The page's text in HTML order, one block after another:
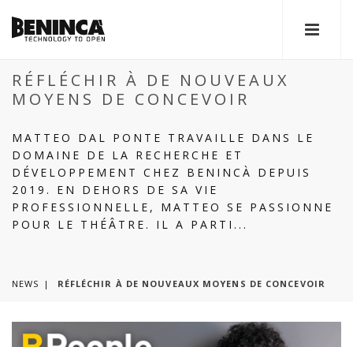
RÉFLÉCHIR À DE NOUVEAUX
MOYENS DE CONCEVOIR
MATTEO DAL PONTE TRAVAILLE DANS LE
DOMAINE DE LA RECHERCHE ET
DÉVELOPPEMENT CHEZ BENINCÀ DEPUIS
2019. EN DEHORS DE SA VIE
PROFESSIONNELLE, MATTEO SE PASSIONNE
POUR LE THÉÂTRE. IL A PARTI...
NEWS RÉFLÉCHIR À DE NOUVEAUX MOYENS DE CONCEVOIR